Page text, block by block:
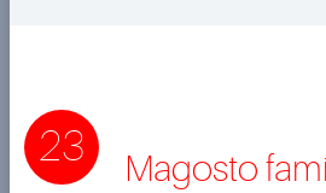
23
Magosto